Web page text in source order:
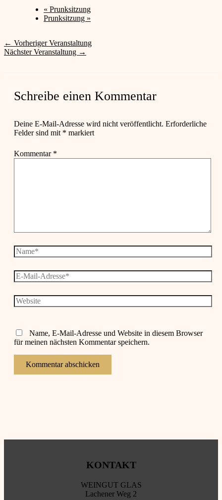
« Prunksitzung
Prunksitzung »
← Vorheriger Veranstaltung
Nächster Veranstaltung →
Schreibe einen Kommentar
Deine E-Mail-Adresse wird nicht veröffentlicht. Erforderliche
Felder sind mit * markiert
Kommentar *
Name*
E-
Mail-
Website
Name, E-Mail-Adresse und Website in diesem Browser
für meinen nächsten Kommentar speichern.
KONTAKT
WEINGUT GLAS
Lachener Weg 2